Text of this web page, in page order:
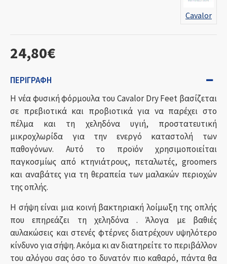
24,80€
Cavalor
ΠΕΡΙΓΡΑΦΉ
Η νέα φυσική φόρμουλα του Cavalor Dry Feet βασίζεται
σε πρεβιοτικά και προβιοτικά για να παρέχει στο
πέλμα και τη χεληδόνα υγιή, προστατευτική
μικροχλωρίδα για την ενεργό καταστολή των
παθογόνων. Αυτό το προϊόν χρησιμοποιείται
παγκοσμίως από κτηνιάτρους, πεταλωτές, groomers
και αναβάτες για τη θεραπεία των μαλακών περιοχών
της οπλής.
Η σήψη είναι μια κοινή βακτηριακή λοίμωξη της οπλής
που επηρεάζει τη χεληδόνα . Άλογα με βαθιές
αυλακώσεις και στενές φτέρνες διατρέχουν υψηλότερο
κίνδυνο για σήψη. Ακόμα κι αν διατηρείτε το περιβάλλον
του αλόγου σας όσο το δυνατόν πιο καθαρό, πάντα θα